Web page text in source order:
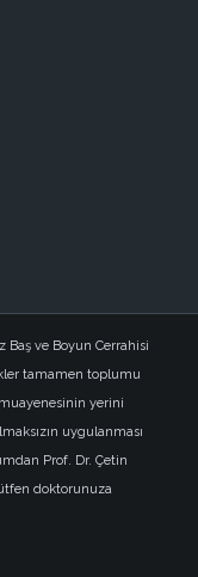
Baş ve Boyun Cerrahisi
tamamen toplumu
yerini
uygulanması
Prof. Dr. Çetin
doktorunuza